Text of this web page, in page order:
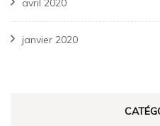
avril 2020
janvier 2020